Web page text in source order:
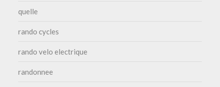
quelle
rando cycles
rando velo electrique
randonnee